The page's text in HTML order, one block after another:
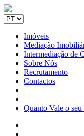
Imóveis
Mediação
Intermediação de
Sobre Nós
Recrutamento
Contactos
Quanto Vale o